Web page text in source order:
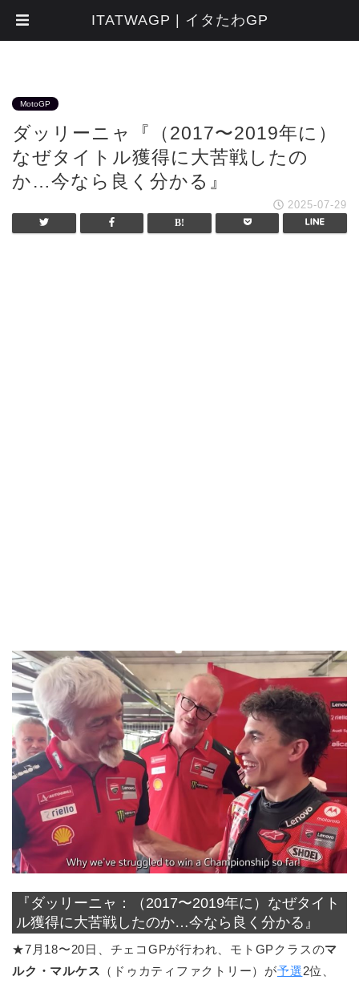
MotoGP
ダッリーニャ『（2017〜2019年に）
なぜタイトル獲得に大苦戦したの
か…今なら良く分かる』
2025-07-29
『ダッリーニャ：（2017〜2019年に）なぜタイト
ル獲得に大苦戦したのか…今なら良く分かる』
★7月18〜20日、チェコGPが行われ、モトGPクラスのマ
ルク・マルケス （ドゥカティファクトリー）が予選2位、
ITATWAGP | イタたわGP